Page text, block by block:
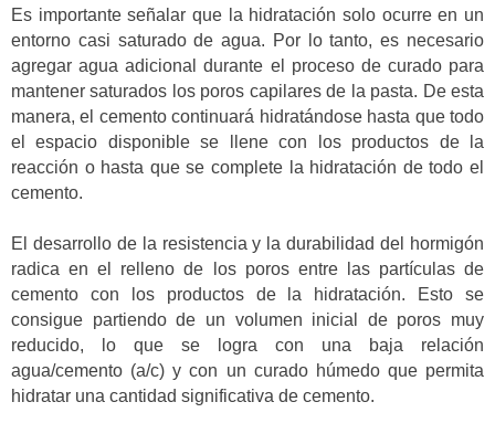
Es importante señalar que la hidratación solo ocurre en un
entorno casi saturado de agua. Por lo tanto, es necesario
agregar agua adicional durante el proceso de curado para
mantener saturados los poros capilares de la pasta. De esta
manera, el cemento continuará hidratándose hasta que todo
el espacio disponible se llene con los productos de la
reacción o hasta que se complete la hidratación de todo el
cemento.
El desarrollo de la resistencia y la durabilidad del hormigón
radica en el relleno de los poros entre las partículas de
cemento con los productos de la hidratación. Esto se
consigue partiendo de un volumen inicial de poros muy
reducido, lo que se logra con una baja relación
agua/cemento (a/c) y con un curado húmedo que permita
hidratar una cantidad significativa de cemento.